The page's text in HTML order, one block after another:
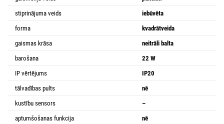
stiprinājuma veids
iebūvēta
forma
kvadrātveida
gaismas krāsa
neitrāli balta
barošana
22 W
IP vērtējums
IP20
tālvadības pults
nē
kustību sensors
–
aptumšošanas funkcija
nē